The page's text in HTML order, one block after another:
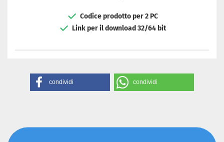
Codice prodotto per 2 PC
Link per il download 32/64 bit
condividi condividi